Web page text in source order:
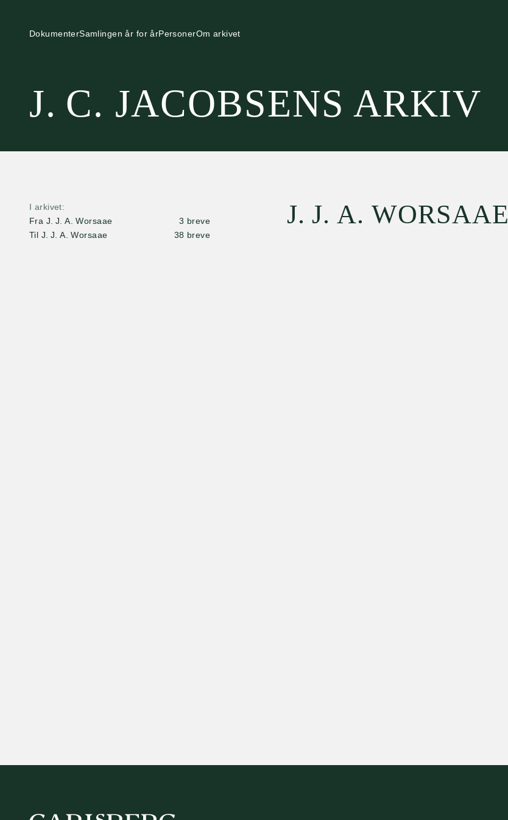
DokumenterSamlingen år for årPersonerOm arkivet
J. C. JACOBSENS ARKIV
I arkivet
Fra J. J. A. Worsaae
3 breve
Til J. J. A. Worsaae
38 breve
J. J. A. WORSAAE